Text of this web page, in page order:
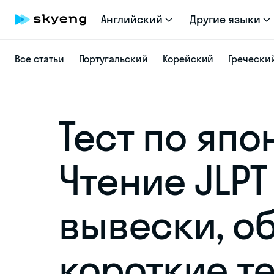
Английский Другие языки
Все статьи Португальский Корейский
Тест по
Чтение
вывески,